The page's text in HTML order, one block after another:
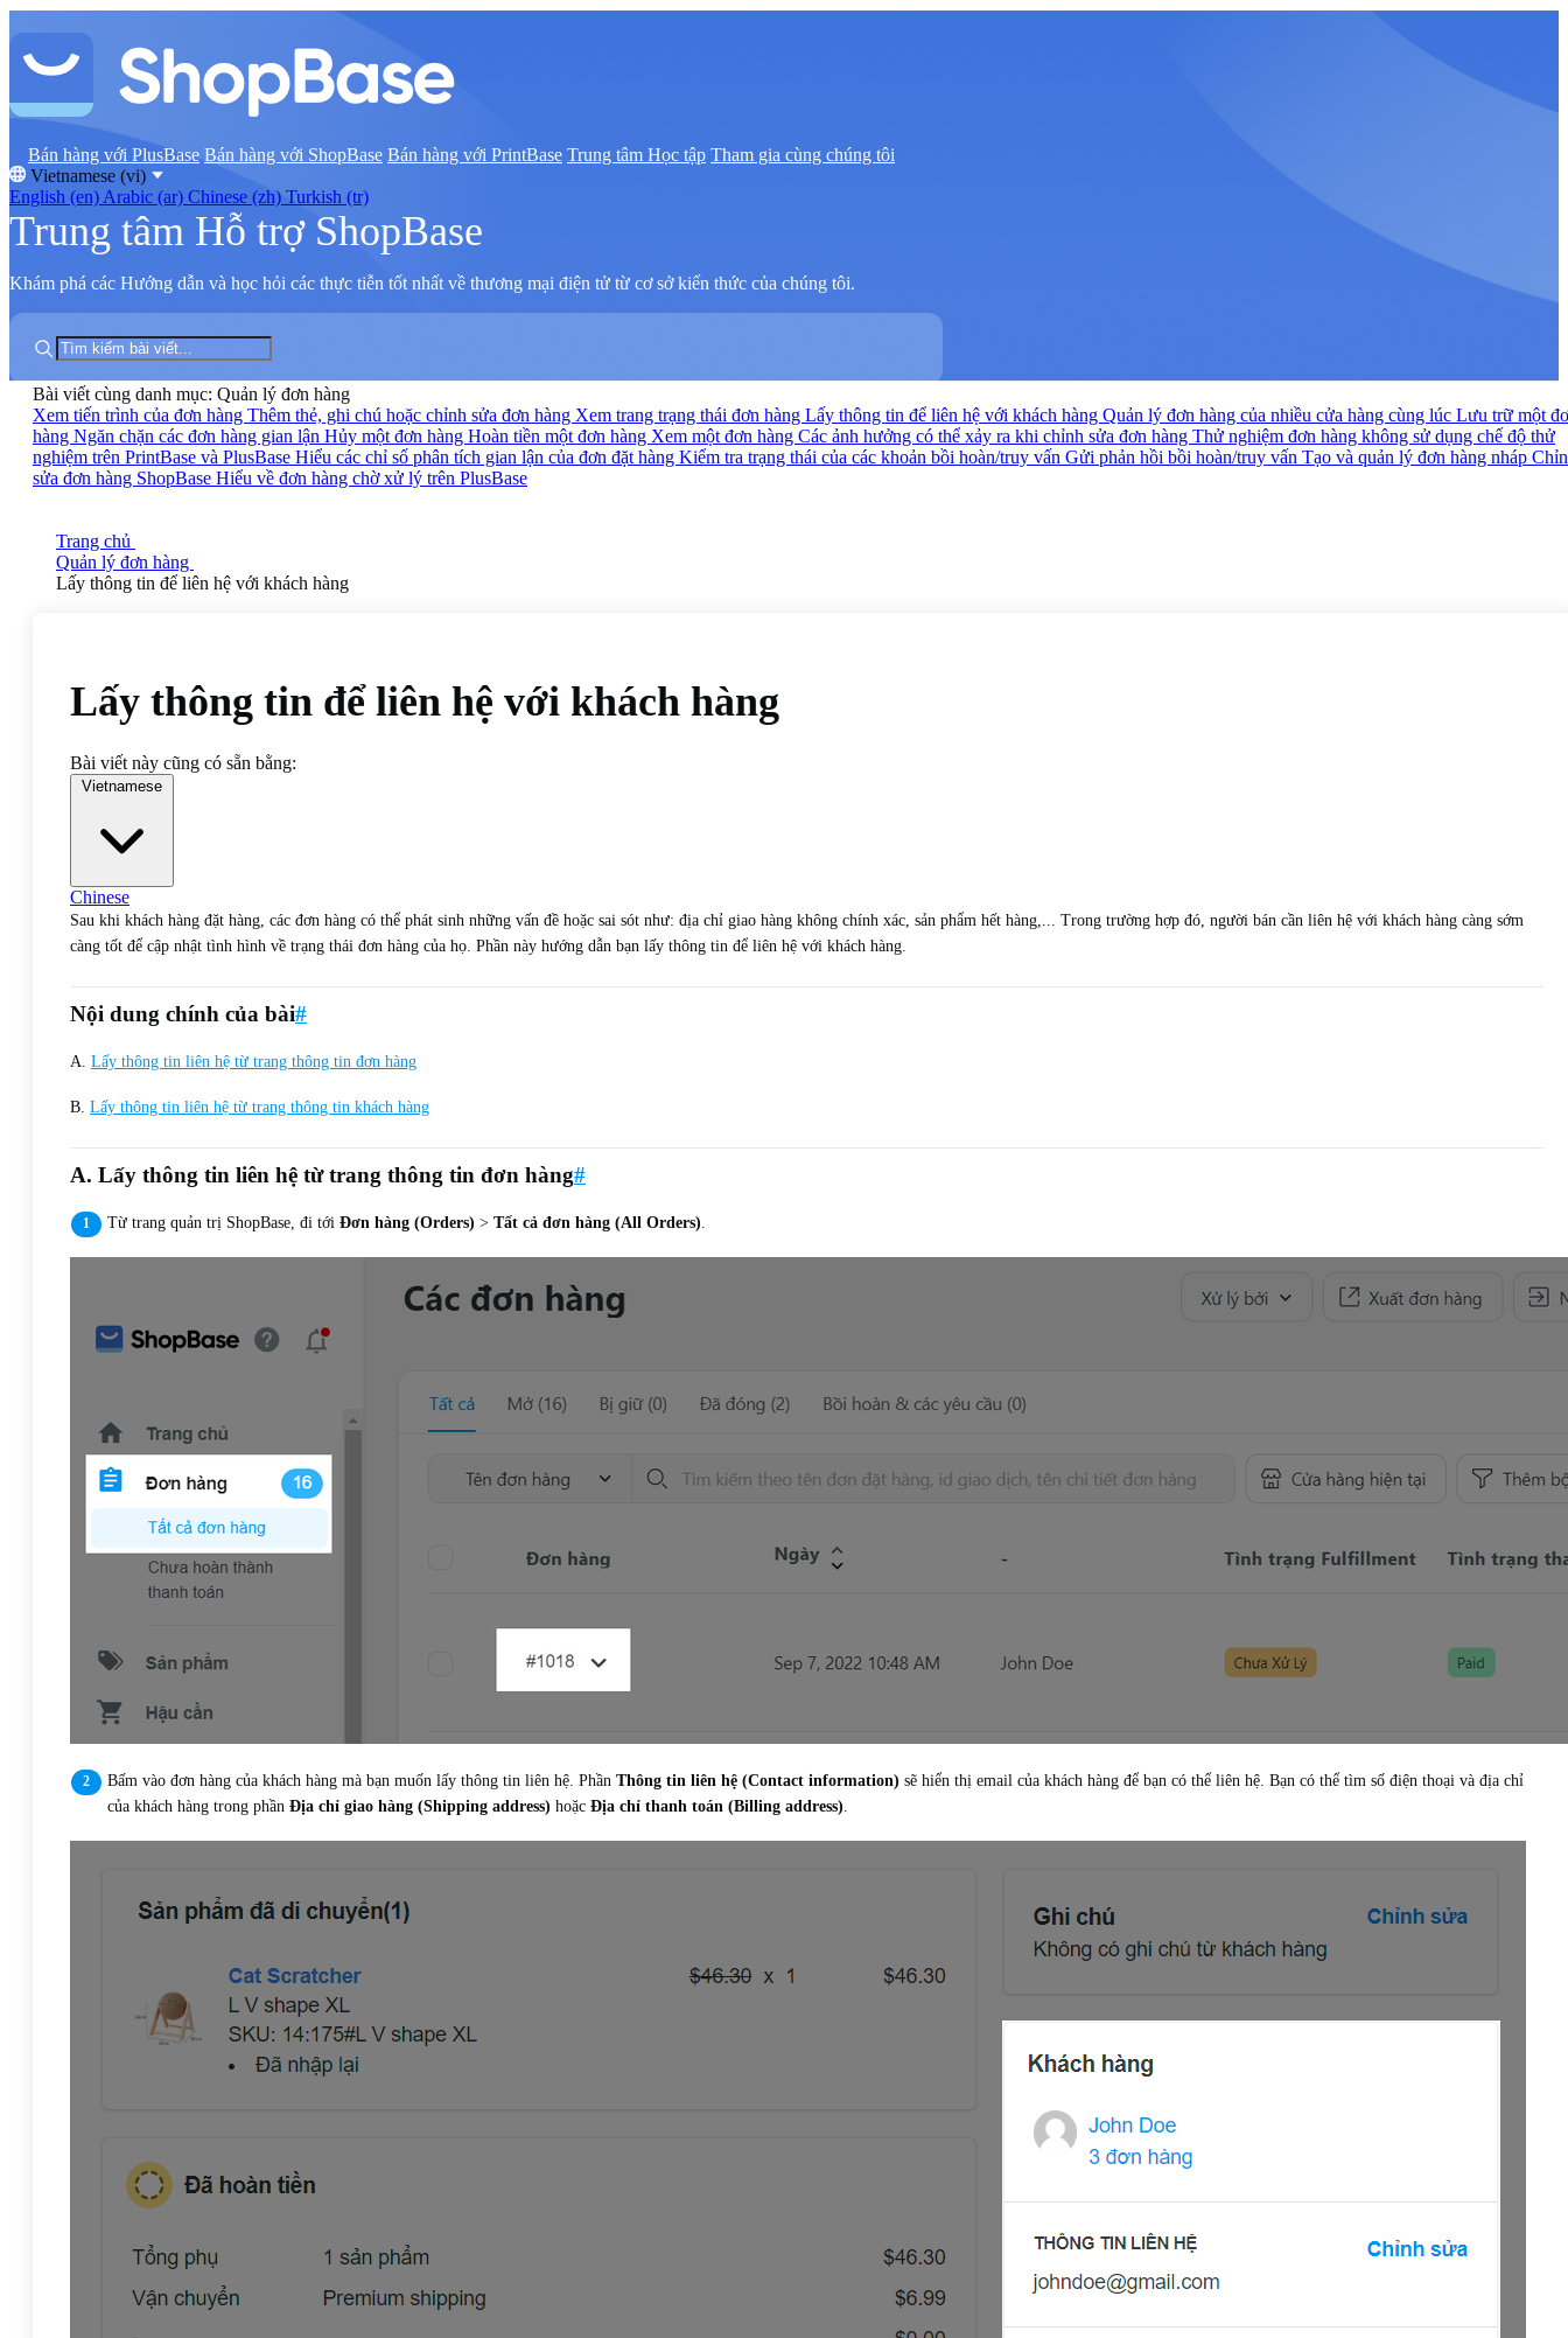
Bán hàng với PlusBase Bán hàng với ShopBase Bán hàng với PrintBase Trung tâm Học tập Tham gia cùng chúng tôi
Vietnamese (vi)
English (en) Arabic (ar) Chinese (zh) Turkish (tr)
Trung tâm Hỗ trợ ShopBase
Khám phá các Hướng dẫn và học hỏi các thực tiễn tốt nhất về thương mại điện tử từ cơ sở kiến thức của chúng tôi.
Bài viết cùng danh mục: Quản lý đơn hàng
Xem tiến trình của đơn hàng Thêm thẻ, ghi chú hoặc chỉnh sửa đơn hàng Xem trang trạng thái đơn hàng Lấy thông tin để liên hệ với khách hàng Quản lý đơn hàng của nhiều cửa hàng cùng lúc Lưu trữ một
hàng Ngăn chặn các đơn hàng gian lận Hủy một đơn hàng Hoàn tiền một đơn hàng Xem một đơn hàng Các ảnh hưởng có thể xảy ra khi chỉnh sửa đơn hàng Thử nghiệm đơn hàng không sử dụng chế độ thử
nghiệm trên PrintBase và PlusBase Hiểu các chỉ số phân tích gian lận của đơn đặt hàng Kiểm tra trạng thái của các khoản bồi hoàn/truy vấn Gửi phản hồi bồi hoàn/truy vấn Tạo và quản lý đơn hàng nháp
sửa đơn hàng ShopBase Hiểu về đơn hàng chờ xử lý trên PlusBase
Trang chủ
Quản lý đơn hàng
Lấy thông tin để liên hệ với khách hàng
Lấy thông tin để liên hệ với khách hàng
Bài viết này cũng có sẵn bằng:
Vietnamese
Chinese
Sau khi khách hàng đặt hàng, các đơn hàng có thể phát sinh những vấn đề hoặc sai sót như: địa chỉ giao hàng không chính xác, sản phẩm hết hàng,... Trong trường hợp đó, người bán cần liên hệ với khách hàng càng sớm
càng tốt để cập nhật tình hình về trạng thái đơn hàng của họ. Phần này hướng dẫn bạn lấy thông tin để liên hệ với khách hàng.
Nội dung chính của bài#
A. Lấy thông tin liên hệ từ trang thông tin đơn hàng
B. Lấy thông tin liên hệ từ trang thông tin khách hàng
A. Lấy thông tin liên hệ từ trang thông tin đơn hàng#
Từ trang quản trị ShopBase, đi tới Đơn hàng (Orders) > Tất cả đơn hàng (All Orders).
Bấm vào đơn hàng của khách hàng mà bạn muốn lấy thông tin liên hệ. Phần Thông tin liên hệ (Contact information) sẽ hiển thị email của khách hàng để bạn có thể liên hệ. Bạn có thể tìm số điện thoại và địa chỉ
của khách hàng trong phần Địa chỉ giao hàng (Shipping address) hoặc Địa chỉ thanh toán (Billing address).